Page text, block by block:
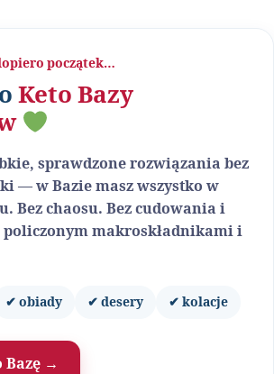
początek…
Keto Bazy
sprawdzone rozwiązania bez
— w Bazie masz wszystko w
Bez chaosu. Bez cudowania i
makroskładnikami i
✔ obiady ✔ desery ✔ kolacje
Bazę →